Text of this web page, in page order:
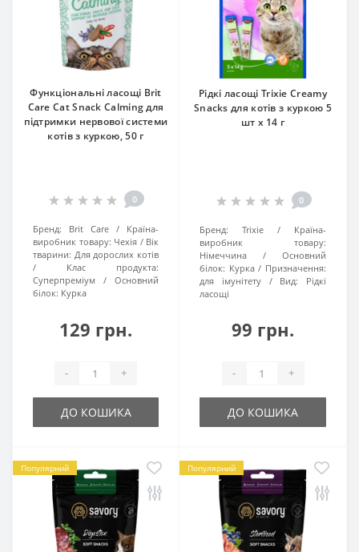
Функціональні ласощі Brit
Care Cat Snack Calming для
підтримки нервової системи
котів з куркою, 50 г
0
Бренд: Brit Care
Країна-
виробник товару: Чехія
Вік
тварини: Для дорослих котів
Клас продукта:
Суперпреміум
Основний
білок: Курка
129 грн.
- +
ДО КОШИКА
Рідкі ласощі Trixie Creamy
Snacks для котів з куркою 5
шт х 14 г
0
Бренд: Trixie
Країна-
виробник товару:
Німеччина
Основний
білок: Курка
Призначення:
для імунітету
Вид:
Рідкі
ласощі
99 грн.
- +
ДО КОШИКА
Популярний Популярний